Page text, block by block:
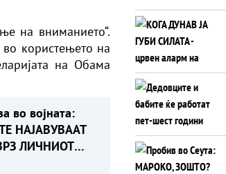
на вниманието“.
користењето на
на Обама
во војната:
НАЈАВУВААТ
ЛИЧНИОТ